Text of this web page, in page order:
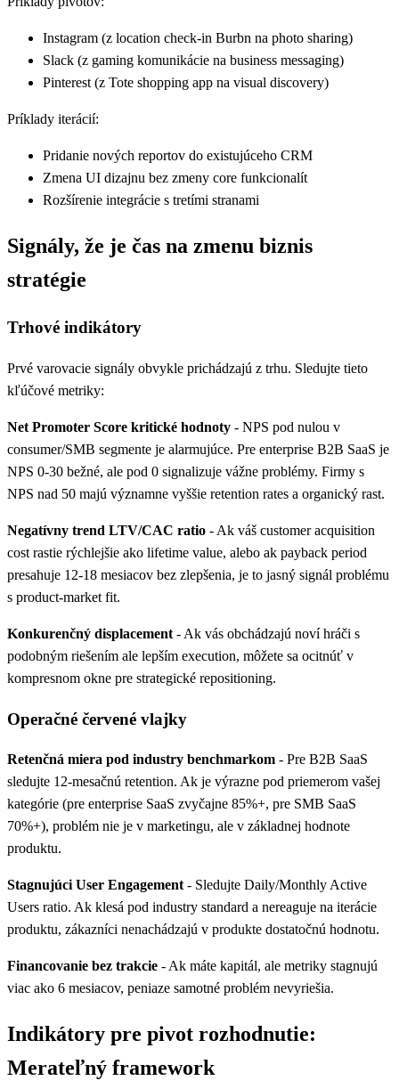
Instagram (z location check-in Burbn na photo sharing)
Slack (z gaming komunikácie na business messaging)
Pinterest (z Tote shopping app na visual discovery)
Príklady iterácií:
Pridanie nových reportov do existujúceho CRM
Zmena UI dizajnu bez zmeny core funkcionalít
Rozšírenie integrácie s tretími stranami
Signály, že je čas na zmenu biznis
stratégie
Trhové indikátory
Prvé varovacie signály obvykle prichádzajú z trhu. Sledujte tieto
kľúčové metriky:
Net Promoter Score kritické hodnoty - NPS pod nulou v
consumer/SMB segmente je alarmujúce. Pre enterprise B2B SaaS je
NPS 0-30 bežné, ale pod 0 signalizuje vážne problémy. Firmy s
NPS nad 50 majú významne vyššie retention rates a organický rast.
Negatívny trend LTV/CAC ratio - Ak váš customer acquisition
cost rastie rýchlejšie ako lifetime value, alebo ak payback period
presahuje 12-18 mesiacov bez zlepšenia, je to jasný signál problému
s product-market fit.
Konkurenčný displacement - Ak vás obchádzajú noví hráči s
podobným riešením ale lepším execution, môžete sa ocitnúť v
kompresnom okne pre strategické repositioning.
Operačné červené vlajky
Retenčná miera pod industry benchmarkom - Pre B2B SaaS
sledujte 12-mesačnú retention. Ak je výrazne pod priemerom vašej
kategórie (pre enterprise SaaS zvyčajne 85%+, pre SMB SaaS
70%+), problém nie je v marketingu, ale v základnej hodnote
produktu.
Stagnujúci User Engagement - Sledujte Daily/Monthly Active
Users ratio. Ak klesá pod industry standard a nereaguje na iterácie
produktu, zákazníci nenachádzajú v produkte dostatočnú hodnotu.
Financovanie bez trakcie - Ak máte kapitál, ale metriky stagnujú
viac ako 6 mesiacov, peniaze samotné problém nevyriešia.
Indikátory pre pivot rozhodnutie:
Merateľný framework